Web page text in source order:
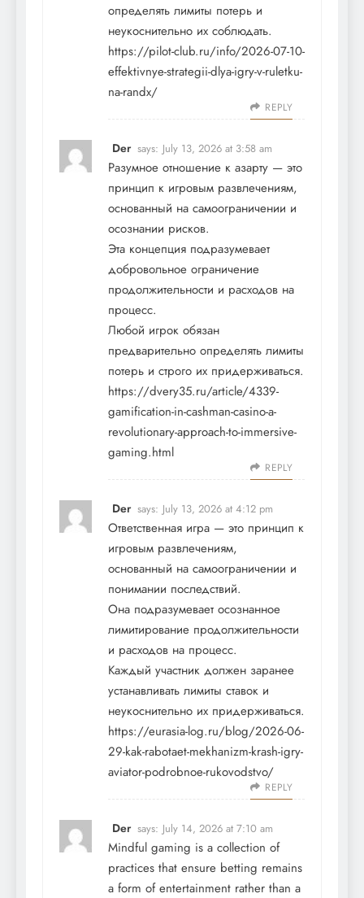
определять лимиты потерь и
неукоснительно их соблюдать.
https://pilot-club.ru/info/2026-07-10-
effektivnye-strategii-dlya-igry-v-ruletku-
na-randx/
REPLY
Der says: July 13, 2026 at 3:58 am
Разумное отношение к азарту — это
принцип к игровым развлечениям,
основанный на самоограничении и
осознании рисков.
Эта концепция подразумевает
добровольное ограничение
продолжительности и расходов на
процесс.
Любой игрок обязан
предварительно определять лимиты
потерь и строго их придерживаться.
https://dvery35.ru/article/4339-
gamification-in-cashman-casino-a-
revolutionary-approach-to-immersive-
gaming.html
REPLY
Der says: July 13, 2026 at 4:12 pm
Ответственная игра — это принцип к
игровым развлечениям,
основанный на самоограничении и
понимании последствий.
Она подразумевает осознанное
лимитирование продолжительности
и расходов на процесс.
Каждый участник должен заранее
устанавливать лимиты ставок и
неукоснительно их придерживаться.
https://eurasia-log.ru/blog/2026-06-
29-kak-rabotaet-mekhanizm-krash-igry-
aviator-podrobnoe-rukovodstvo/
REPLY
Der says: July 14, 2026 at 7:10 am
Mindful gaming is a collection of
practices that ensure betting remains
a form of entertainment rather than a